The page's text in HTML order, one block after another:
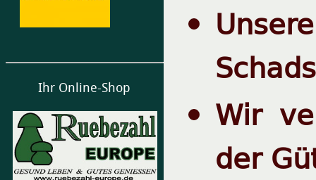
Ihr Online-Shop
Wir
der